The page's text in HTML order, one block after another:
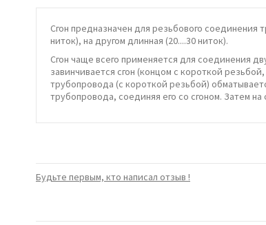
Сгон предназначен для резьбового
ниток), на другом длинная (20....30 ниток).
Сгон чаще всего применяется для соединения
завинчивается сгон (концом с короткой
трубопровода (с короткой резьбой)
трубопровода, соединяя его со сгоном. Затем
Будьте первым, кто написал отзыв !